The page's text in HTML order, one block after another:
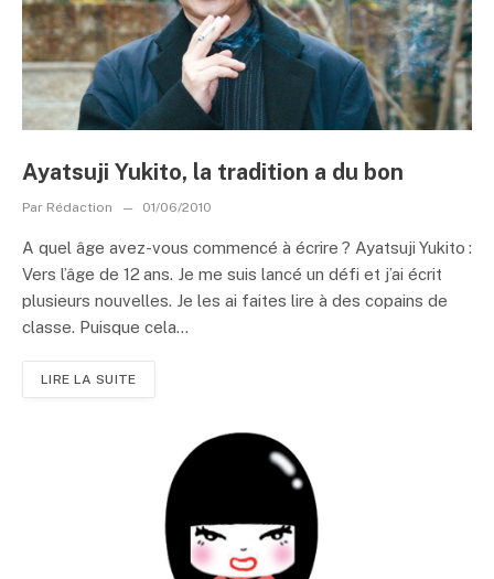
Ayatsuji Yukito, la tradition a du bon
Par Rédaction 01/06/2010
A quel âge avez-vous commencé à écrire ? Ayatsuji Yukito :
Vers l’âge de 12 ans. Je me suis lancé un défi et j’ai écrit
plusieurs nouvelles. Je les ai faites lire à des copains de
classe. Puisque cela...
LIRE LA SUITE